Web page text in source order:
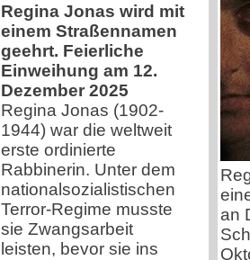
Regina Jonas wird mit
einem Straßennamen
geehrt. Feierliche
Einweihung am 12.
Dezember 2025
Regina Jonas (1902-
1944) war die weltweit
erste ordinierte
Rabbinerin. Unter dem
nationalsozialistischen
Terror-Regime musste
sie Zwangsarbeit
leisten, bevor sie ins
an